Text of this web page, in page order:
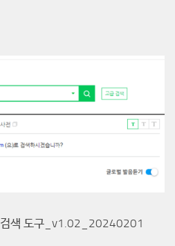
검색 도구_v1.02_20240201